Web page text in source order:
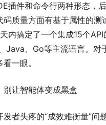
插件和命令行两种形态，
码质量方面有基于属性的
内搞定了一个集成15个
Java、Go等主流语言。对
一眼。
别让智能体变成黑盒
发者头疼的“成效难衡量”